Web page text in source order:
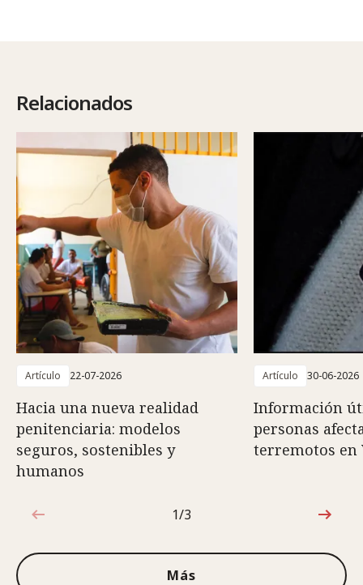
Relacionados
Artículo 22-07-2026
Hacia una nueva realidad
penitenciaria: modelos
seguros, sostenibles y
humanos
Artículo 30-06-2026
Información
personas
terremotos en
1de3
1/3
Más